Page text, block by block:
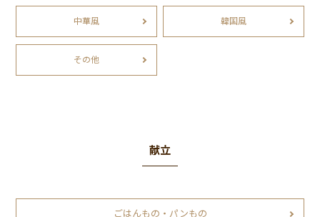
中華風 韓国風
その他
献立
ごはんもの・パンもの